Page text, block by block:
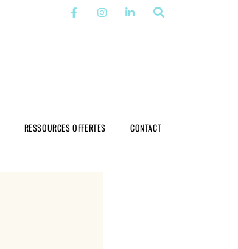
RESSOURCES OFFERTES CONTACT